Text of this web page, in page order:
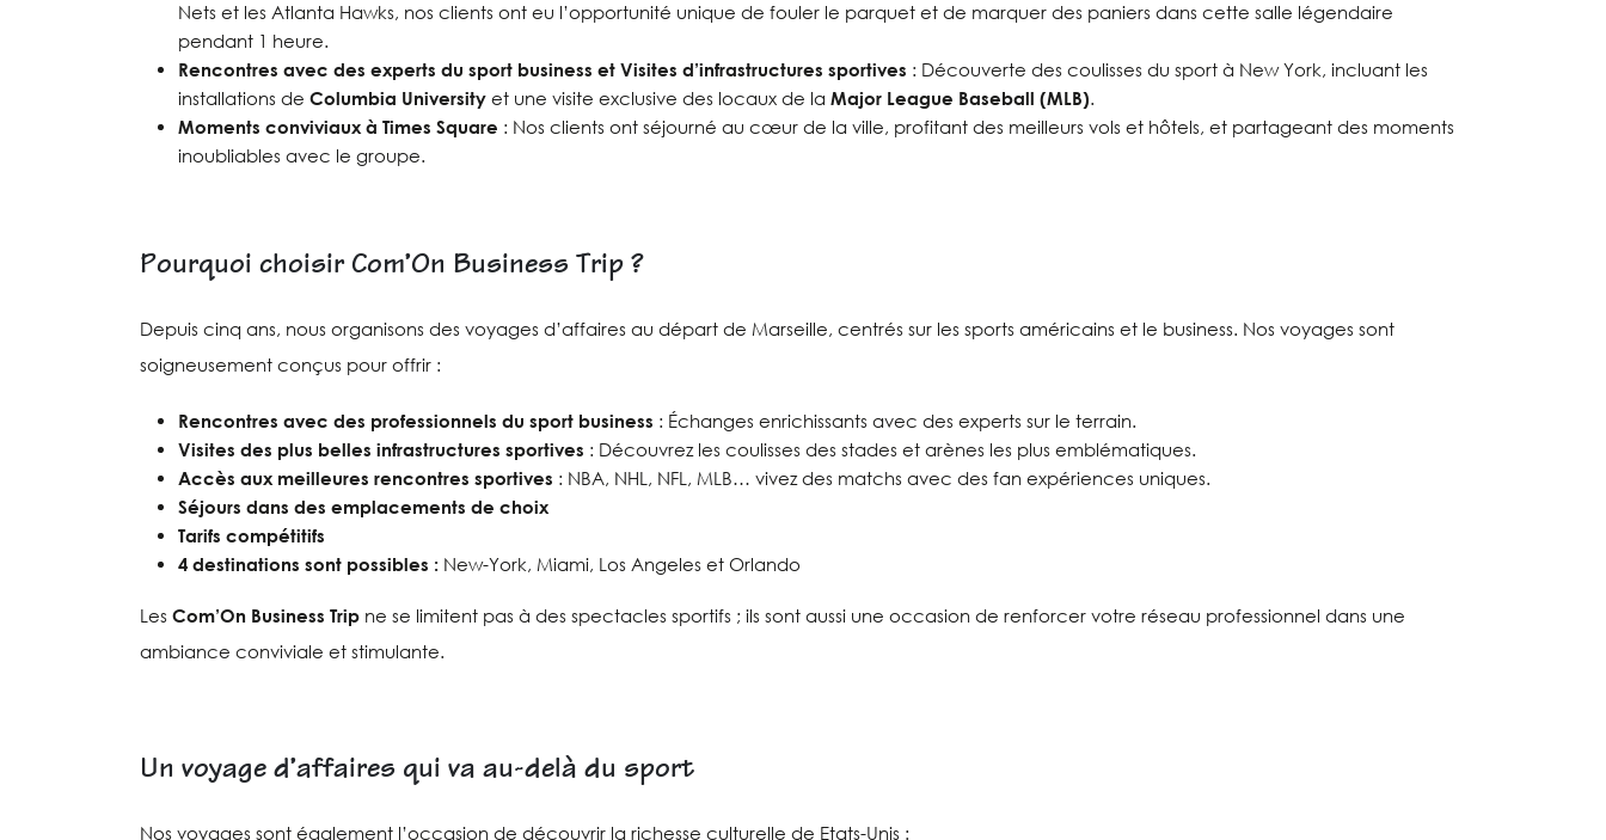
Nets et les Atlanta Hawks, nos clients ont eu l’opportunité unique de fouler le parquet et de marquer des paniers dans cette salle légendaire
pendant 1 heure.
Rencontres avec des experts du sport business et Visites d’infrastructures sportives : Découverte des coulisses du sport à New York, incluant les
installations de Columbia University et une visite exclusive des locaux de la Major League Baseball (MLB).
Moments conviviaux à Times Square : Nos clients ont séjourné au cœur de la ville, profitant des meilleurs vols et hôtels, et partageant des moments
inoubliables avec le groupe.
Pourquoi choisir Com’On Business Trip ?
Depuis cinq ans, nous organisons des voyages d’affaires au départ de Marseille, centrés sur les sports américains et le business. Nos voyages sont
soigneusement conçus pour offrir :
Rencontres avec des professionnels du sport business : Échanges enrichissants avec des experts sur le terrain.
Visites des plus belles infrastructures sportives : Découvrez les coulisses des stades et arènes les plus emblématiques.
Accès aux meilleures rencontres sportives : NBA, NHL, NFL, MLB… vivez des matchs avec des fan expériences uniques.
Séjours dans des emplacements de choix
Tarifs compétitifs
4 destinations sont possibles : New-York, Miami, Los Angeles et Orlando
Les Com’On Business Trip ne se limitent pas à des spectacles sportifs ; ils sont aussi une occasion de renforcer votre réseau professionnel dans une
ambiance conviviale et stimulante.
Un voyage d’affaires qui va au-delà du sport
Nos voyages sont également l’occasion de découvrir la richesse culturelle de Etats-Unis :